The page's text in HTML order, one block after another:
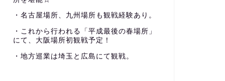
・名古屋場所、九州場所も観戦経験あり。
・これから行われる「平成最後の春場所」
にて、大阪場所初観戦予定！
・地方巡業は埼玉と広島にて観戦。